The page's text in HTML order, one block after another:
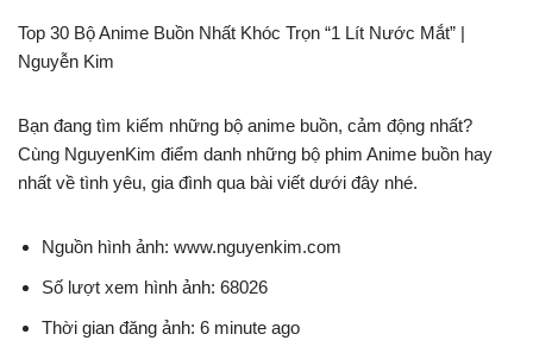
Top 30 Bộ Anime Buồn Nhất Khóc Trọn “1 Lít Nước Mắt” |
Nguyễn Kim
Bạn đang tìm kiếm những bộ anime buồn, cảm động nhất?
Cùng NguyenKim điểm danh những bộ phim Anime buồn hay
nhất về tình yêu, gia đình qua bài viết dưới đây nhé.
Nguồn hình ảnh: www.nguyenkim.com
Số lượt xem hình ảnh: 68026
Thời gian đăng ảnh: 6 minute ago